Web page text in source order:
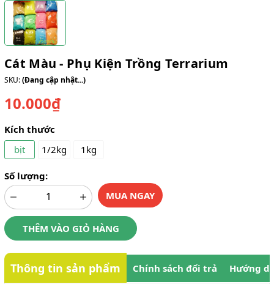
Cát Màu - Phụ Kiện Trồng Terrarium
SKU:(Đang cập nhật...)
10.000₫
Kích thước
bịt
1/2kg 1kg
Số lượng:
MUA NGAY
THÊM VÀO GIỎ HÀNG
Thông tin sản phẩm Chính sách đổi trả Hướng